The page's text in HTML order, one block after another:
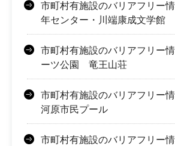
市町村有施設のバリアフリー
年センター・川端康成文学館
市町村有施設のバリアフリー
ーツ公園 竜王山荘
市町村有施設のバリアフリー
河原市民プール
市町村有施設のバリアフリー